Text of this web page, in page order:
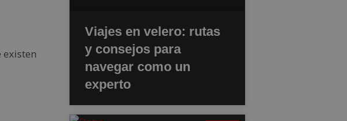
Viajes en velero: rutas
y consejos para
navegar como un
experto